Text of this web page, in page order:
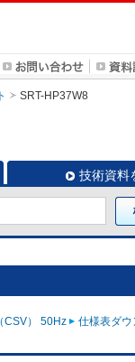
SRT-HP37W8
技術資料
CSV） 50Hz 仕様表ダ